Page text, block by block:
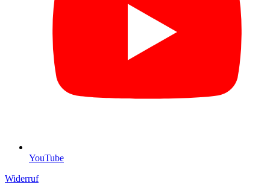
YouTube
Widerruf